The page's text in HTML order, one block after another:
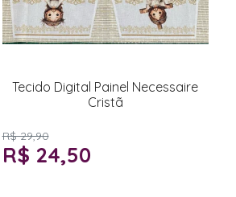
Tecido Digital Painel Necessaire
Cristã
R$ 29,90
R$ 24,50